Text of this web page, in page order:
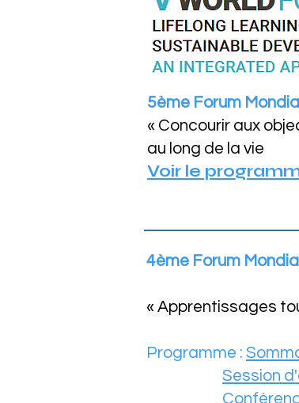
5ème Forum
« Concourir aux
au long de la vie
Voir le
4ème Forum
« Apprentissages
Programme :
Session